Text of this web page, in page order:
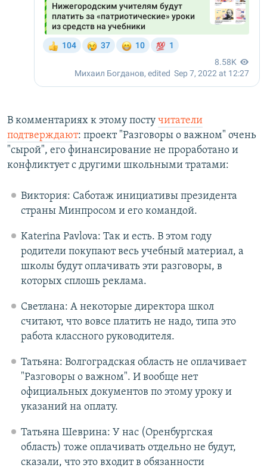
В комментариях к этому посту читатели
подтверждают: проект "Разговоры о важном" очень
"сырой", его финансирование не проработано и
конфликтует с другими школьными тратами:
Виктория: Саботаж инициативы президента
страны Минпросом и его командой.
Katerina Pavlova: Так и есть. В этом году
родители покупают весь учебный материал, а
школы будут оплачивать эти разговоры, в
которых сплошь реклама.
Светлана: А некоторые директора школ
считают, что вовсе платить не надо, типа это
работа классного руководителя.
Татьяна: Волгоградская область не оплачивает
"Разговоры о важном". И вообще нет
официальных документов по этому уроку и
указаний на оплату.
Татьяна Шеврина: У нас (Оренбургская
область) тоже оплачивать отдельно не будут,
сказали, что это входит в обязанности